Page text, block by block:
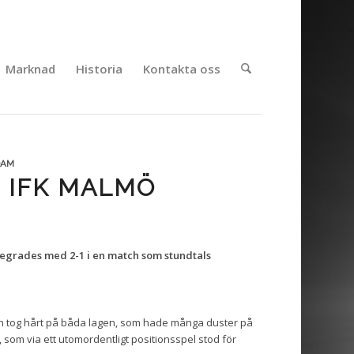
Marknad Historia Kontakta oss
IFK MALMÖ
med 2-1 i en match som stundtals
hårt på båda lagen, som hade många duster på
via ett utomordentligt positionsspel stod för